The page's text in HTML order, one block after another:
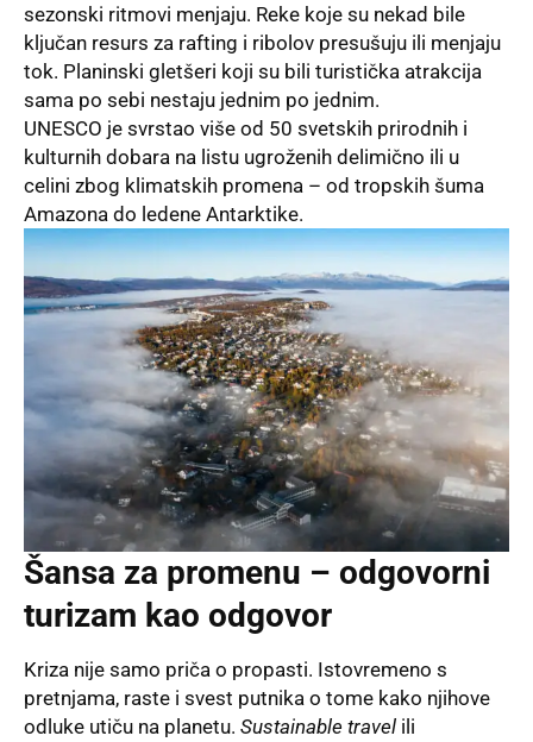
sezonski ritmovi menjaju. Reke koje su nekad bile
ključan resurs za rafting i ribolov presušuju ili menjaju
tok. Planinski gletšeri koji su bili turistička atrakcija
sama po sebi nestaju jednim po jednim.
UNESCO je svrstao više od 50 svetskih prirodnih i
kulturnih dobara na listu ugroženih delimično ili u
celini zbog klimatskih promena – od tropskih šuma
Amazona do ledene Antarktike.
Šansa za promenu – odgovorni
turizam kao odgovor
Kriza nije samo priča o propasti. Istovremeno s
pretnjama, raste i svest putnika o tome kako njihove
odluke utiču na planetu. Sustainable travel ili